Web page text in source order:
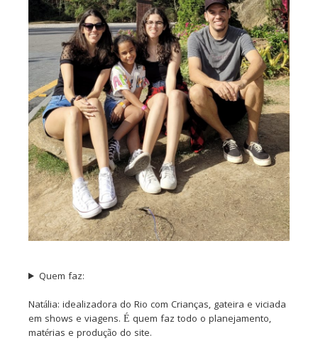
Quem faz:
Natália: idealizadora do Rio com Crianças, gateira e viciada
em shows e viagens. É quem faz todo o planejamento,
matérias e produção do site.